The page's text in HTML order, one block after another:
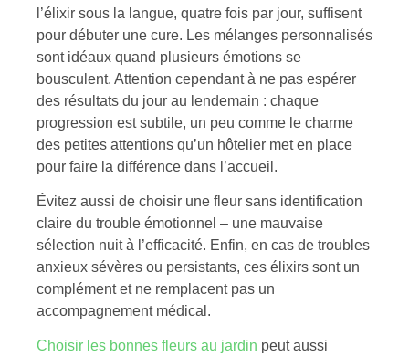
l’élixir sous la langue, quatre fois par jour, suffisent
pour débuter une cure. Les mélanges personnalisés
sont idéaux quand plusieurs émotions se
bousculent. Attention cependant à ne pas espérer
des résultats du jour au lendemain : chaque
progression est subtile, un peu comme le charme
des petites attentions qu’un hôtelier met en place
pour faire la différence dans l’accueil.
Évitez aussi de choisir une fleur sans identification
claire du trouble émotionnel – une mauvaise
sélection nuit à l’efficacité. Enfin, en cas de troubles
anxieux sévères ou persistants, ces élixirs sont un
complément et ne remplacent pas un
accompagnement médical.
Choisir les bonnes fleurs au jardin peut aussi